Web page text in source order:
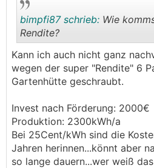
..
bimpfi87 schrieb: Wie
Rendite?
Kann ich auch nicht ganz
wegen der super "Rendite" 6
Gartenhütte geschraubt.
Invest nach Förderung: 2000€
Produktion: 2300kWh/a
Bei 25Cent/kWh sind die
Jahren herinnen...könnt aber
so lange dauern...wer weiß